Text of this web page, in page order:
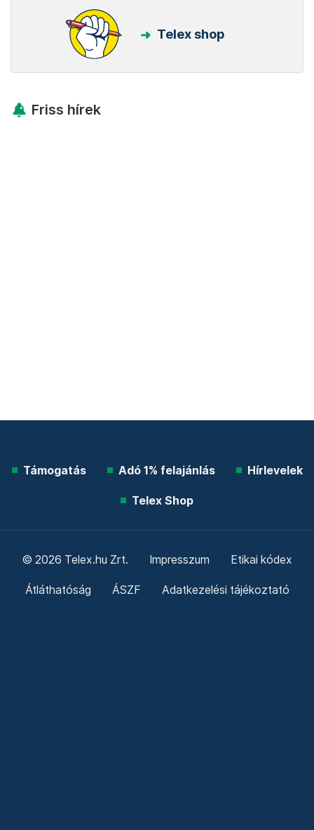
Telex shop
Friss hírek
Támogatás Adó 1% felajánlás Hírlevelek
Telex Shop
© 2026 Telex.hu Zrt. Impresszum Etikai kódex
Átláthatóság ÁSZF Adatkezelési tájékoztató